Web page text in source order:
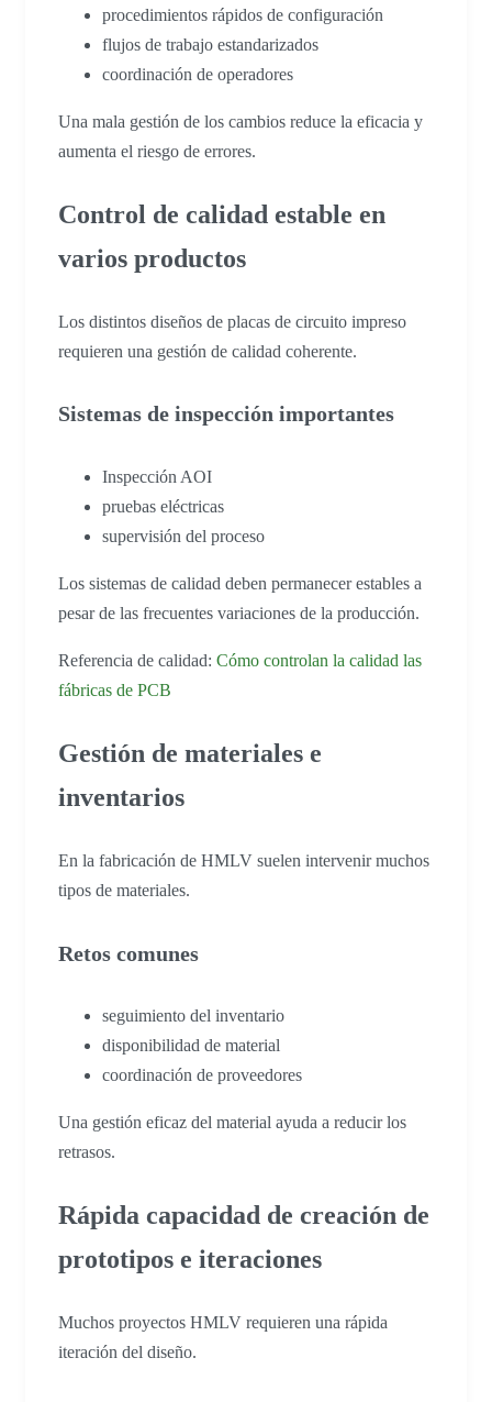
procedimientos rápidos de configuración
flujos de trabajo estandarizados
coordinación de operadores
Una mala gestión de los cambios reduce la eficacia y
aumenta el riesgo de errores.
Control de calidad estable en
varios productos
Los distintos diseños de placas de circuito impreso
requieren una gestión de calidad coherente.
Sistemas de inspección importantes
Inspección AOI
pruebas eléctricas
supervisión del proceso
Los sistemas de calidad deben permanecer estables a
pesar de las frecuentes variaciones de la producción.
Referencia de calidad: Cómo controlan la calidad las
fábricas de PCB
Gestión de materiales e
inventarios
En la fabricación de HMLV suelen intervenir muchos
tipos de materiales.
Retos comunes
seguimiento del inventario
disponibilidad de material
coordinación de proveedores
Una gestión eficaz del material ayuda a reducir los
retrasos.
Rápida capacidad de creación de
prototipos e iteraciones
Muchos proyectos HMLV requieren una rápida
iteración del diseño.